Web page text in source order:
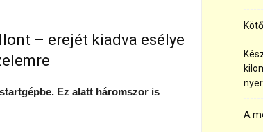
– erejét kiadva esélye
Ez alatt háromszor is
A